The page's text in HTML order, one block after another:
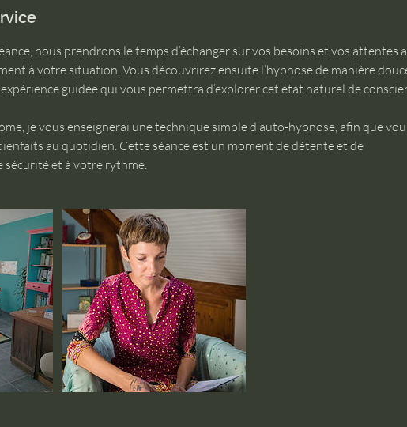
nous prendrons le temps d’échanger sur vos besoins et vos attentes
à votre situation. Vous découvrirez ensuite l’hypnose de manière
guidée qui vous permettra d’explorer cet état naturel de
je vous enseignerai une technique simple d’auto-hypnose, afin que
au quotidien. Cette séance est un moment de détente et de
et à votre rythme.